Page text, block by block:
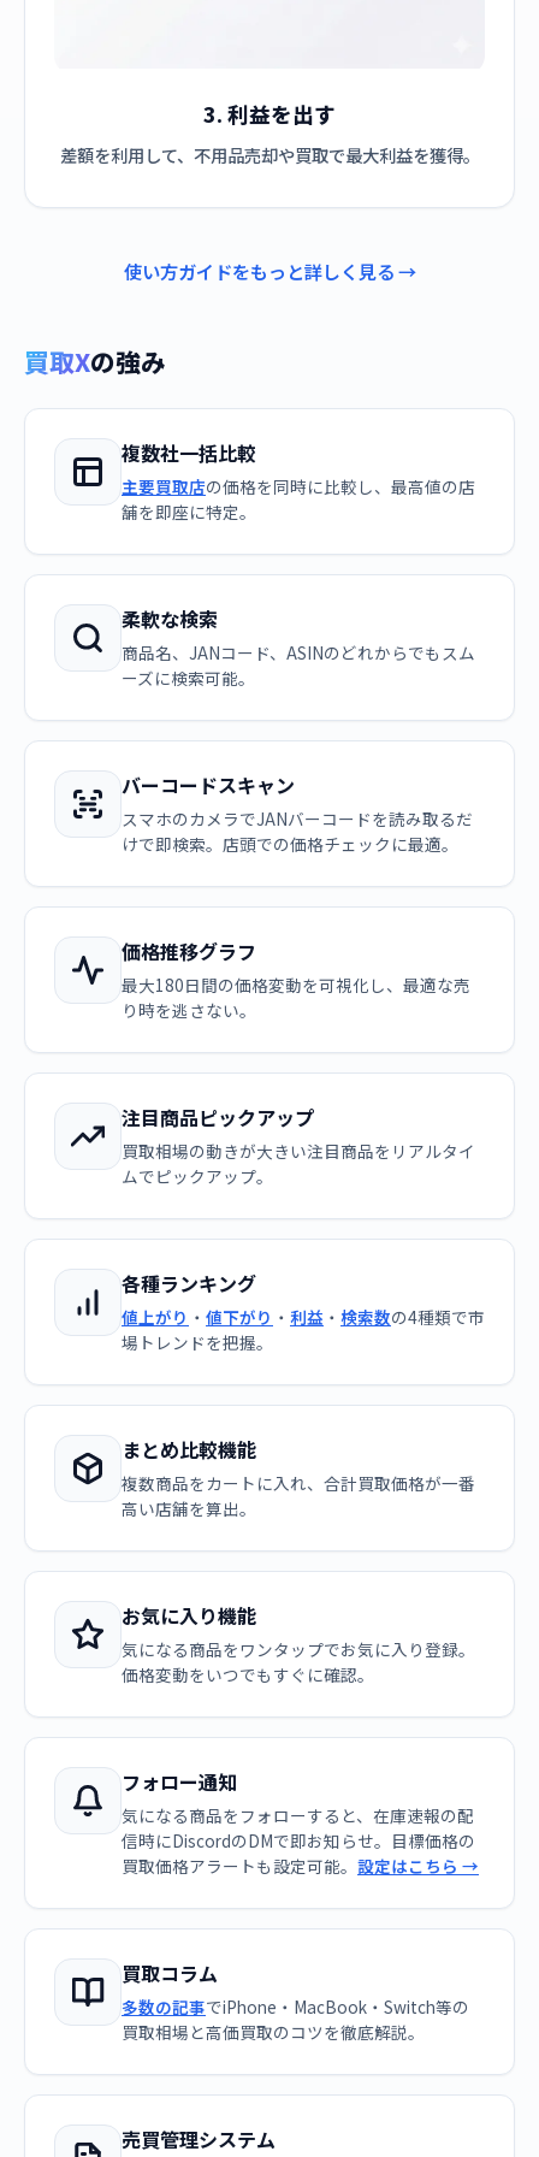
3. 利益を出す
差額を利用して、不用品売却や買取で最大利益を獲得。
使い方ガイドをもっと詳しく見る →
買取Xの強み
複数社一括比較
主要買取店の価格を同時に比較し、最高値の店
舗を即座に特定。
柔軟な検索
商品名、JANコード、ASINのどれからでもスム
ーズに検索可能。
バーコードスキャン
スマホのカメラでJANバーコードを読み取るだ
けで即検索。店頭での価格チェックに最適。
価格推移グラフ
最大180日間の価格変動を可視化し、最適な売
り時を逃さない。
注目商品ピックアップ
買取相場の動きが大きい注目商品をリアルタイ
ムでピックアップ。
各種ランキング
値上がり ・ 値下がり ・ 利益 ・ 検索数の4種類で市
場トレンドを把握。
まとめ比較機能
複数商品をカートに入れ、合計買取価格が一番
高い店舗を算出。
お気に入り機能
気になる商品をワンタップでお気に入り登録。
価格変動をいつでもすぐに確認。
フォロー通知
気になる商品をフォローすると、在庫速報の配
信時にDiscordのDMで即お知らせ。目標価格の
買取価格アラートも設定可能。 設定はこちら →
買取コラム
多数の記事でiPhone・MacBook・Switch等の
買取相場と高価買取のコツを徹底解説。
売買管理システム